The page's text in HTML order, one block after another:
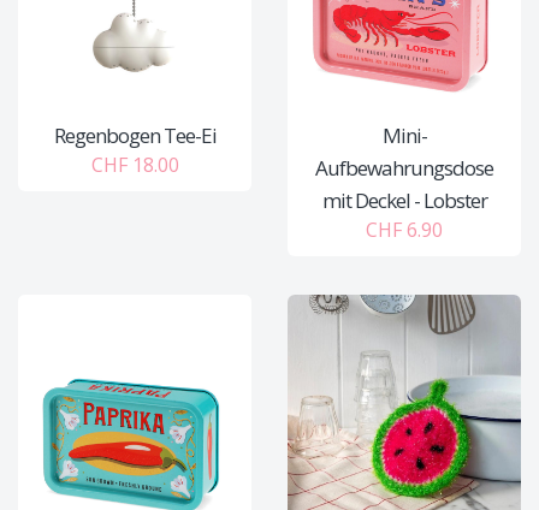
Regenbogen Tee-Ei
CHF 18.00
Mini-
Aufbewahrungsdose
mit Deckel - Lobster
CHF 6.90